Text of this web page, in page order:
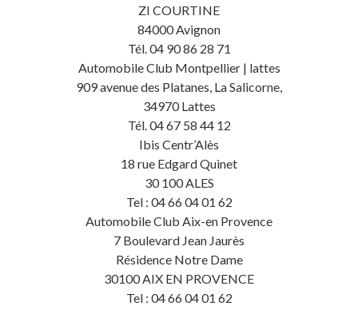
ZI COURTINE
84000 Avignon
Tél. 04 90 86 28 71
Automobile Club Montpellier | lattes
909 avenue des Platanes, La Salicorne,
34970 Lattes
Tél. 04 67 58 44 12
Ibis Centr’Alès
18 rue Edgard Quinet
30 100 ALES
Tel : 04 66 04 01 62
Automobile Club Aix-en Provence
7 Boulevard Jean Jaurès
Résidence Notre Dame
30100 AIX EN PROVENCE
Tel : 04 66 04 01 62